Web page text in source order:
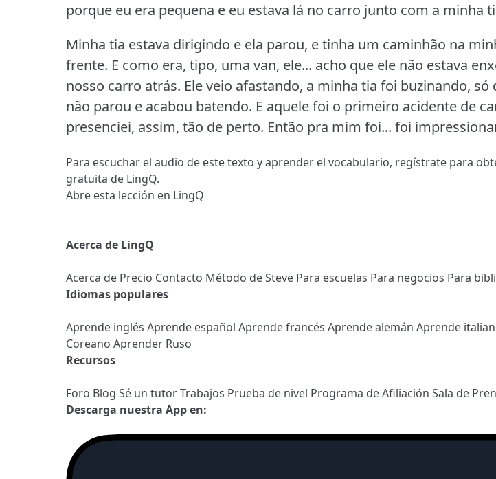
porque eu era pequena e eu estava lá no carro junto com a minha
Minha tia estava dirigindo e ela parou, e tinha um caminhão na
frente. E como era, tipo, uma van, ele... acho que ele não estava
nosso carro atrás. Ele veio afastando, a minha tia foi buzinando, só
não parou e acabou batendo. E aquele foi o primeiro acidente de
presenciei, assim, tão de perto. Então pra mim foi... foi
Para escuchar el audio de este texto y aprender el vocabulario, regístrate para
gratuita de LingQ.
Abre esta lección en LingQ
Acerca de LingQ
Acerca de Precio Contacto Método de Steve Para escuelas Para negocios Para
Idiomas populares
Aprende inglés Aprende español Aprende francés Aprende alemán Aprende
Coreano Aprender Ruso
Recursos
Foro Blog Sé un tutorTrabajos Prueba de nivel Programa de Afiliación Sala de
Descarga nuestra App en: